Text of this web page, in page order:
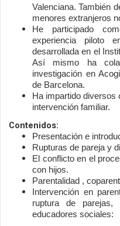
Valenciana. También
menores extranjeros
He participado
experiencia piloto
desarrollada en el
Así mismo ha
investigación en
de Barcelona.
Ha impartido diversos
intervención familiar.
Contenidos:
Presentación e
Rupturas de pareja y
El conflicto en el
con hijos.
Parentalidad ,
Intervención en
ruptura de
educadores sociales: